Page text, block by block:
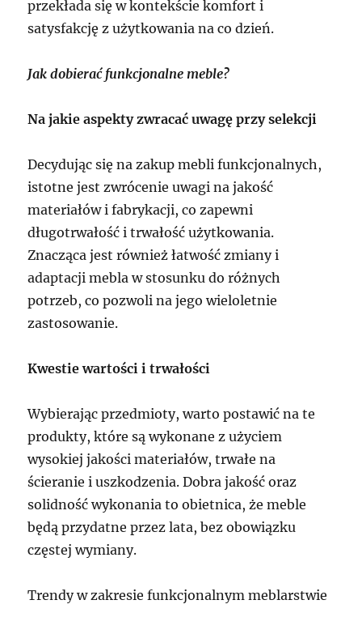
przekłada się w kontekście komfort i
satysfakcję z użytkowania na co dzień.
Jak dobierać funkcjonalne meble?
Na jakie aspekty zwracać uwagę przy selekcji
Decydując się na zakup mebli funkcjonalnych,
istotne jest zwrócenie uwagi na jakość
materiałów i fabrykacji, co zapewni
długotrwałość i trwałość użytkowania.
Znacząca jest również łatwość zmiany i
adaptacji mebla w stosunku do różnych
potrzeb, co pozwoli na jego wieloletnie
zastosowanie.
Kwestie wartości i trwałości
Wybierając przedmioty, warto postawić na te
produkty, które są wykonane z użyciem
wysokiej jakości materiałów, trwałe na
ścieranie i uszkodzenia. Dobra jakość oraz
solidność wykonania to obietnica, że meble
będą przydatne przez lata, bez obowiązku
częstej wymiany.
Trendy w zakresie funkcjonalnym meblarstwie